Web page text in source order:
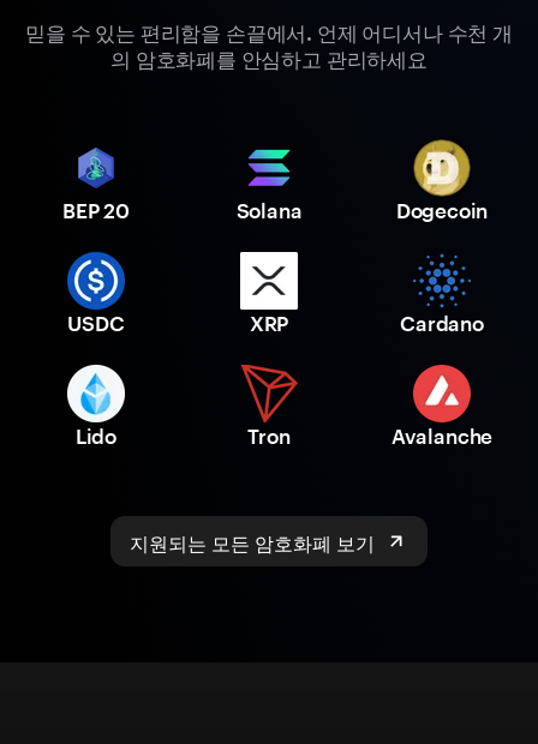
믿을 수 있는 편리함을 손끝에서. 언제 어디서나 수천 개
의 암호화폐를 안심하고 관리하세요
BEP 20 Solana Dogecoin
USDC XRP Cardano
Lido Tron Avalanche
지원되는 모든 암호화폐 보기